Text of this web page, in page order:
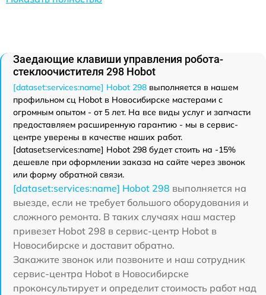
Заедающие клавиши управления робота-
стеклоочистителя 298 Hobot
[dataset:services:name] Hobot 298 выполняется в нашем
профильном сц Hobot в Новосибирске мастерами с
огромным опытом - от 5 лет. На все виды услуг и запчасти
предоставляем расширенную гарантию - мы в сервис-
центре уверены в качестве наших работ.
[dataset:services:name] Hobot 298 будет стоить на -15%
дешевле при оформлении заказа на сайте через звонок
или форму обратной связи.
[dataset:services:name] Hobot 298 выполняется на
выезде, если не требует большого оборудования и
сложного ремонта. В таких случаях наш мастер
привезет Hobot 298 в сервис-центр Hobot в
Новосибирске и доставит обратно.
Закажите звонок или позвоните и наш сотрудник
сервис-центра Hobot в Новосибирске
проконсультирует и определит стоимость работ над